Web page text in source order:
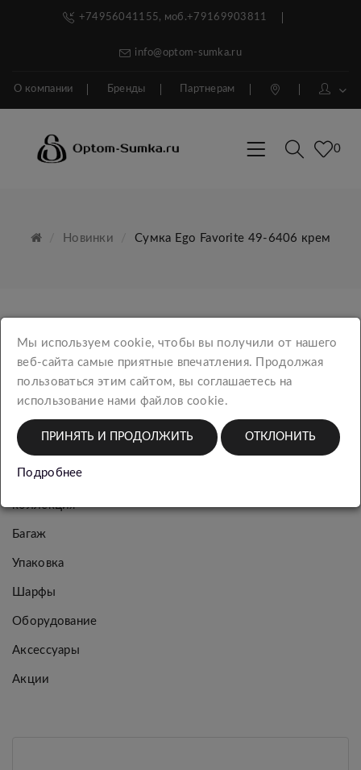
+74956041155, моб.+79169903811
info@optom-sumka.ru
О компании Бренды Партнерам
0
Новинки Сумка Ego Favorite 49-6406 крем
КАТЕГОРИИ
Новинки
Женская
коллекция
коллекция
Багаж
Упаковка
Шарфы
Оборудование
Аксессуары
Акции
Мы используем cookie, чтобы вы получили от нашего
веб-сайта самые приятные впечатления. Продолжая
пользоваться этим сайтом, вы соглашаетесь на
использование нами файлов cookie.
ПРИНЯТЬ И ПРОДОЛЖИТЬ ОТКЛОНИТЬ
Подробнее